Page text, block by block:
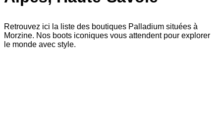
Retrouvez ici la liste des boutiques Palladium situées à
Morzine. Nos boots iconiques vous attendent pour explorer
le monde avec style.